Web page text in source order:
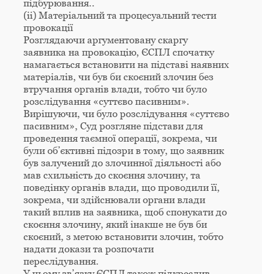
підбурювання..
(ii) Матеріальний та процесуальний тести
провокації
Розглядаючи аргументовану скаргу
заявника на провокацію, ЄСПЛ спочатку
намагається встановити на підставі наявних
матеріалів, чи був би скоєний злочин без
втручання органів влади, тобто чи було
розслідування «суттєво пасивним».
Вирішуючи, чи було розслідування «суттєво
пасивним», Суд розгляне підстави для
проведення таємної операції, зокрема, чи
були об’єктивні підозри в тому, що заявник
був залучений до злочинної діяльності або
мав схильність до скоєння злочину, та
поведінку органів влади, що проводили її,
зокрема, чи здійснювали органи влади
такий вплив на заявника, щоб спонукати до
скоєння злочину, який інакше не був би
скоєний, з метою встановити злочин, тобто
надати докази та розпочати
переслідування.